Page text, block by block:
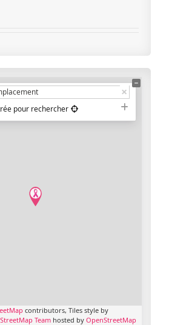
pour rechercher
contributors, Tiles style by
Team hosted by OpenStreetMap